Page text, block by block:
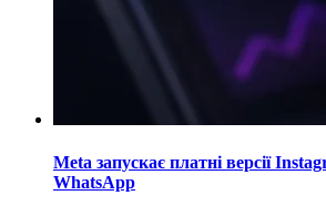
Meta запускає платні версії
WhatsApp